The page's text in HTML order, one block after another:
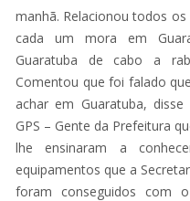
manhã. Relacionou todos
cada um mora em
Guaratuba de cabo a
Comentou que foi falado
achar em Guaratuba,
GPS – Gente da Prefeitura
lhe ensinaram a
equipamentos que a
foram conseguidos com